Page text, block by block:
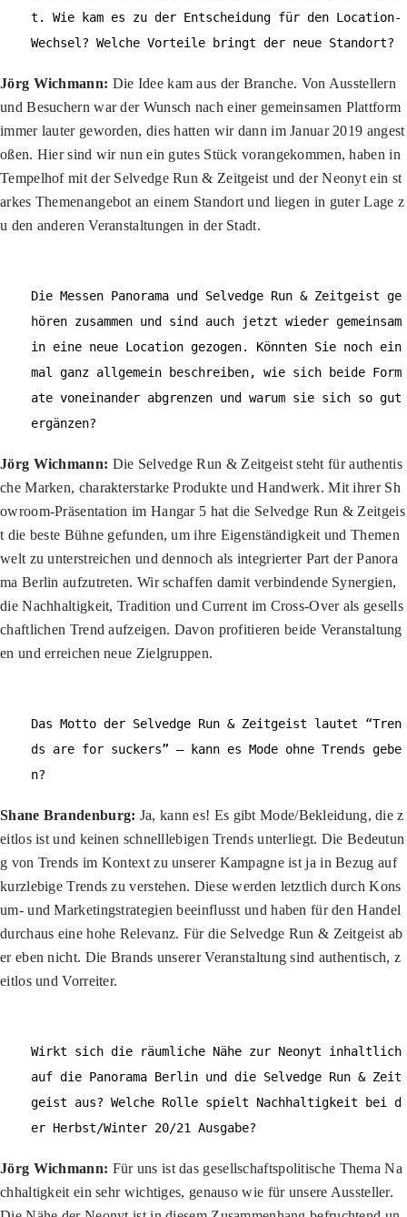
t. Wie kam es zu der Entscheidung für den Location-
Wechsel? Welche Vorteile bringt der neue Standort?
Jörg Wichmann: Die Idee kam aus der Branche. Von Ausstellern
und Besuchern war der Wunsch nach einer gemeinsamen Plattform
immer lauter geworden, dies hatten wir dann im Januar 2019 angest
oßen. Hier sind wir nun ein gutes Stück vorangekommen, haben in
Tempelhof mit der Selvedge Run & Zeitgeist und der Neonyt ein st
arkes Themenangebot an einem Standort und liegen in guter Lage z
u den anderen Veranstaltungen in der Stadt.
Die Messen Panorama und Selvedge Run & Zeitgeist ge
hören zusammen und sind auch jetzt wieder gemeinsam
in eine neue Location gezogen. Könnten Sie noch ein
mal ganz allgemein beschreiben, wie sich beide Form
ate voneinander abgrenzen und warum sie sich so gut
ergänzen?
Jörg Wichmann: Die Selvedge Run & Zeitgeist steht für authentis
che Marken, charakterstarke Produkte und Handwerk. Mit ihrer Sh
owroom-Präsentation im Hangar 5 hat die Selvedge Run & Zeitgeis
t die beste Bühne gefunden, um ihre Eigenständigkeit und Themen
welt zu unterstreichen und dennoch als integrierter Part der Panora
ma Berlin aufzutreten. Wir schaffen damit verbindende Synergien,
die Nachhaltigkeit, Tradition und Current im Cross-Over als gesells
chaftlichen Trend aufzeigen. Davon profitieren beide Veranstaltung
en und erreichen neue Zielgruppen.
Das Motto der Selvedge Run & Zeitgeist lautet “Tren
ds are for suckers” – kann es Mode ohne Trends gebe
n?
Shane Brandenburg: Ja, kann es! Es gibt Mode/Bekleidung, die z
eitlos ist und keinen schnelllebigen Trends unterliegt. Die Bedeutun
g von Trends im Kontext zu unserer Kampagne ist ja in Bezug auf
kurzlebige Trends zu verstehen. Diese werden letztlich durch Kons
um- und Marketingstrategien beeinflusst und haben für den Handel
durchaus eine hohe Relevanz. Für die Selvedge Run & Zeitgeist ab
er eben nicht. Die Brands unserer Veranstaltung sind authentisch, z
eitlos und Vorreiter.
Wirkt sich die räumliche Nähe zur Neonyt inhaltlich
auf die Panorama Berlin und die Selvedge Run & Zeit
geist aus? Welche Rolle spielt Nachhaltigkeit bei d
er Herbst/Winter 20/21 Ausgabe?
Jörg Wichmann: Für uns ist das gesellschaftspolitische Thema Na
chhaltigkeit ein sehr wichtiges, genauso wie für unsere Aussteller.